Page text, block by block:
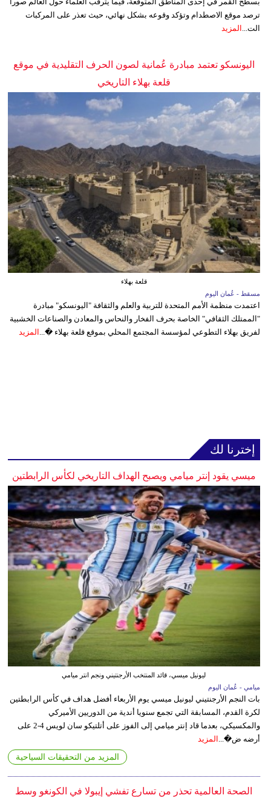
ترصد موقع الاصطدام وتؤكد وقوعه بشكل نهائي، حيث تعذر على المركبات
الت... المزيد
اليونسكو تعتمد مبادرة عُمانية لصون الحرف التقليدية في موقع
قلعة بهلاء التاريخي
قلعة بهلاء
مسقط - عُمان اليوم
اعتمدت منظمة الأمم المتحدة للتربية والعلم والثقافة "اليونسكو" مبادرة
"الممتلك الثقافي" الخاصة بحرف الفخار والنحاس والمعادن والصناعات الخشبية
لفريق بهلاء التطوعي لمؤسسة المجتمع المحلي بموقع قلعة بهلاء �... المزيد
إخترنا لك
ميسي يقود إنتر ميامي ويصبح الهداف التاريخي لكأس الرابطتين
ليونيل ميسي، قائد المنتخب الأرجنتيني ونجم انتر ميامي
ميامي - عُمان اليوم
بات النجم الأرجنتيني ليونيل ميسي يوم الأربعاء أفضل هداف في كأس الرابطتين
لكرة القدم، المسابقة التي تجمع سنويا أندية من الدوريين الأميركي
والمكسيكي، بعدما قاد إنتر ميامي إلى الفوز على أتلتيكو سان لويس 4-2 على
أرضه ض�...
المزيد
المزيد من التحقيقات السياحية
الصحة العالمية تحذر من تسارع تفشي إيبولا في الكونغو وسط